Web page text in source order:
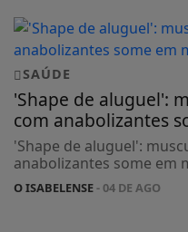
SAÚDE
'Shape de aluguel':
com anabolizantes
'Shape de aluguel':
anabolizantes some em
O ISABELENSE- 04 DE AGO